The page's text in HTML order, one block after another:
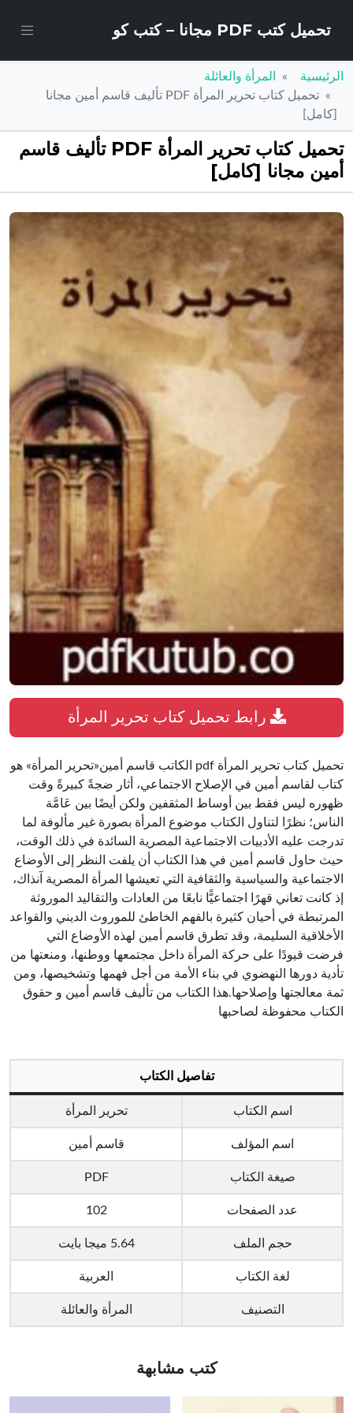
تحميل كتب PDF مجانا – كتب كو
الرئيسية
المرأة والعائلة
تحميل كتاب تحرير المرأة PDF تأليف قاسم أمين مجانا
[كامل]
تحميل كتاب تحرير المرأة PDF تأليف قاسم
أمين مجانا [كامل]
تحميل كتاب تحرير المرأة pdf الكاتب قاسم أمين«تحرير المرأة» هو
كتاب لقاسم أمين في الإصلاح الاجتماعي، أثار ضجةً كبيرةً وقت
ظهوره ليس فقط بين أوساط المثقفين ولكن أيضًا بين عَامَّة
الناس؛ نظرًا لتناول الكتاب موضوع المرأة بصورة غير مألوفة لما
تدرجت عليه الأدبيات الاجتماعية المصرية السائدة في ذلك الوقت،
حيث حاول قاسم أمين في هذا الكتاب أن يلفت النظر إلى الأوضاع
الاجتماعية والسياسية والثقافية التي تعيشها المرأة المصرية آنذاك،
إذ كانت تعاني قهرًا اجتماعيًّا نابعًا من العادات والتقاليد الموروثة
المرتبطة في أحيان كثيرة بالفهم الخاطئ للموروث الديني والقواعد
الأخلاقية السليمة، وقد تطرق قاسم أمين لهذه الأوضاع التي
فرضت قيودًا على حركة المرأة داخل مجتمعها ووطنها، ومنعتها من
تأدية دورها النهضوي في بناء الأمة من أجل فهمها وتشخيصها، ومن
ثمة معالجتها وإصلاحها.هذا الكتاب من تأليف قاسم أمين و حقوق
الكتاب محفوظة لصاحبها
تفاصيل الكتاب
اسم الكتاب تحرير المرأة
اسم المؤلف قاسم أمين
صيغة الكتاب PDF
عدد الصفحات 102
حجم الملف 5.64 ميجا بايت
لغة الكتاب العربية
التصنيف المرأة والعائلة
كتب مشابهة